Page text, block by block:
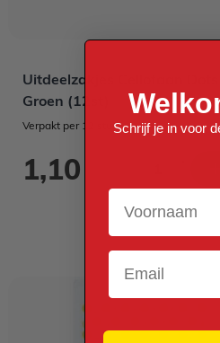
Uitdeelzakjes Cellofaan Dots
Groen (12st)
Verpakt per 12 stuks
1,10
Schrijf je in voor
Voornaam
Email